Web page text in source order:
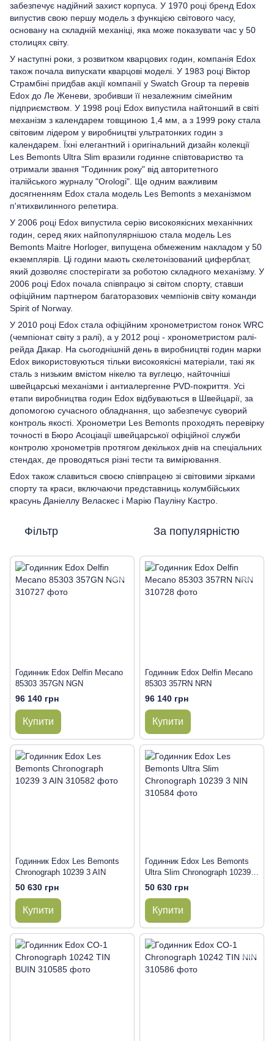
забезпечує надійний захист корпуса. У 1970 році бренд Edox
випустив свою першу модель з функцією світового часу,
основану на складній механіці, яка може показувати час у 50
столицях світу.
У наступні роки, з розвитком кварцових годин, компанія Edox
також почала випускати кварцові моделі. У 1983 році Віктор
Страмбіні придбав акції компанії у Swatch Group та перевів
Edox до Ле Женеви, зробивши її незалежним сімейним
підприємством. У 1998 році Edox випустила найтонший в світі
механізм з календарем товщиною 1,4 мм, а з 1999 року стала
світовим лідером у виробництві ультратонких годин з
календарем. Їхні елегантний і оригінальний дизайн колекції
Les Bemonts Ultra Slim вразили годинне співтовариство та
отримали звання "Годинник року" від авторитетного
італійського журналу "Orologi". Ще одним важливим
досягненням Edox стала модель Les Bemonts з механізмом
п'ятихвилинного репетира.
У 2006 році Edox випустила серію високоякісних механічних
годин, серед яких найпопулярнішою стала модель Les
Bemonts Maitre Horloger, випущена обмеженим накладом у 50
екземплярів. Ці години мають скелетонізований циферблат,
який дозволяє спостерігати за роботою складного механізму. У
2006 році Edox почала співпрацю зі світом спорту, ставши
офіційним партнером багаторазових чемпіонів світу команди
Spirit of Norway.
У 2010 році Edox стала офіційним хронометристом гонок WRC
(чемпіонат світу з ралі), а у 2012 році - хронометристом ралі-
рейда Дакар. На сьогоднішній день в виробництві годин марки
Edox використовуються тільки високоякісні матеріали, такі як
сталь з низьким вмістом нікелю та вуглецю, найточніші
швейцарські механізми і антиалергенне PVD-покриття. Усі
етапи виробництва годин Edox відбуваються в Швейцарії, за
допомогою сучасного обладнання, що забезпечує суворий
контроль якості. Хронометри Les Bemonts проходять перевірку
точності в Бюро Асоціації швейцарської офіційної служби
контролю хронометрів протягом декількох днів на спеціальних
стендах, де проводяться різні тести та вимірювання.
Edox також славиться своєю співпрацею зі світовими зірками
спорту та краси, включаючи представниць колумбійських
красунь Даніеллу Веласкес і Марію Пауліну Кастро.
Фільтр За популярністю
Годинник Edox Delfin Mecano
85303 357GN NGN
96 140 грн
Купити
Годинник Edox Delfin Mecano
85303 357RN NRN
96 140 грн
Купити
Годинник Edox Les Bemonts
Chronograph 10239 3 AIN
50 630 грн
Купити
Годинник Edox Les Bemonts
Ultra Slim Chronograph 10239 3
NIN
50 630 грн
Купити